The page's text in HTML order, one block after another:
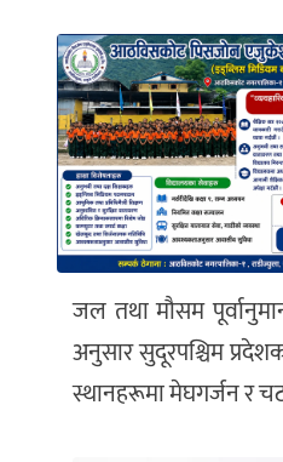
जल तथा मौसम
अनुसार सुदूरपश्चिम
स्थानहरूमा मेघगर्जन र